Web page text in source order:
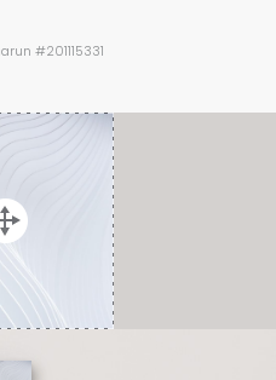
#201115331